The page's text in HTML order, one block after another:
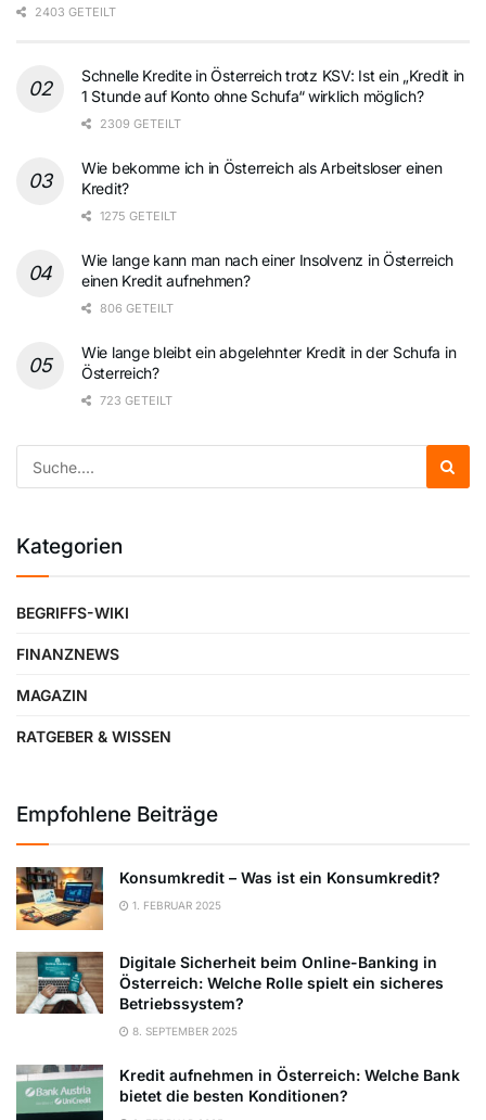
2403 GETEILT
Schnelle Kredite in Österreich trotz KSV: Ist ein „Kredit in
1 Stunde auf Konto ohne Schufa“ wirklich möglich?
2309 GETEILT
Wie bekomme ich in Österreich als Arbeitsloser einen
Kredit?
1275 GETEILT
Wie lange kann man nach einer Insolvenz in Österreich
einen Kredit aufnehmen?
806 GETEILT
Wie lange bleibt ein abgelehnter Kredit in der Schufa in
Österreich?
723 GETEILT
Kategorien
BEGRIFFS-WIKI
FINANZNEWS
MAGAZIN
RATGEBER & WISSEN
Empfohlene Beiträge
Konsumkredit – Was ist ein Konsumkredit?
1. FEBRUAR 2025
Digitale Sicherheit beim Online-Banking in
Österreich: Welche Rolle spielt ein sicheres
Betriebssystem?
8. SEPTEMBER 2025
Kredit aufnehmen in Österreich: Welche Bank
bietet die besten Konditionen?